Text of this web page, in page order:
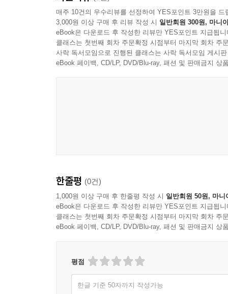
(전문가)라고 할 수 있다. 그리고 그 결정판이 바
『화엄경소초』는 가히 동양철학의 대백과전서
제자백가와 유가, 노장에 이르기까지 종횡으로 넘
이러한 중요성에도 불구하고 이제야 완역본이
출가자는 누구나 공부해야 했던 것이 그 한 예이다.
이 역주서가 한국불교의 사상적, 교학적 뿌리이자
매주 10건의 우수리뷰를 선정하여 YES포인트 3만원을 드
3,000원 이상 구매 후 리뷰 작성 시 일반회원 300원, 마니
eBook은 다운로드 후 작성한 리뷰만 YES포인트 지급됩니
클래스는 첫번째 회차 주문확정 시점부터 마지막 회차 주
사락 독서모임으로 진행된 클래스는 사락 독서모임 게시
eBook 페이백, CD/LP, DVD/Blu-ray, 패션 및 판매금지 상
한줄평 (0건)
1,000원 이상 구매 후 한줄평 작성 시 일반회원 50원, 마니
eBook은 다운로드 후 작성한 리뷰만 YES포인트 지급됩니
클래스는 첫번째 회차 주문확정 시점부터 마지막 회차 주
eBook 페이백, CD/LP, DVD/Blu-ray, 패션 및 판매금지 상
평점
한글 기준 50자까지 작성가능